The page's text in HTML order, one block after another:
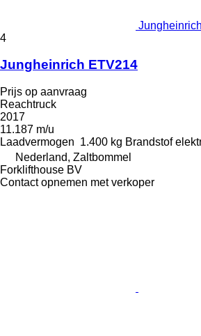
4
Jungheinrich ETV214
Prijs op aanvraag
Reachtruck
2017
11.187 m/u
Laadvermogen 1.400 kg Brandstof
Nederland, Zaltbommel
Forklifthouse BV
Contact opnemen met verkoper